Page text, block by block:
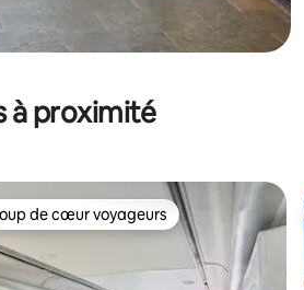
à proximité
de cœur voyageurs
de cœur voyageurs